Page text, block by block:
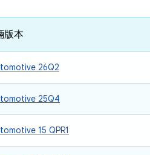
版本
26Q2
25Q4
15 QPR1